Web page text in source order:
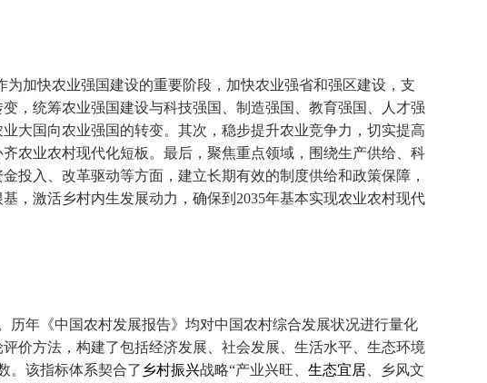
加快农业强国建设的重要阶段，加快农业强省和强区建设，支
，统筹农业强国建设与科技强国、制造强国、教育强国、人才强
大国向农业强国的转变。其次，稳步提升农业竞争力，切实提高
农业农村现代化短板。最后，聚焦重点领域，围绕生产供给、科
投入、改革驱动等方面，建立长期有效的制度供给和政策保障，
，激活乡村内生发展动力，确保到2035年基本实现农业农村现代
历年《中国农村发展报告》均对中国农村综合发展状况进行量化
价方法，构建了包括经济发展、社会发展、生活水平、生态环境
。该指标体系契合了 乡村振兴战略“产业兴旺、 生态宜居 、乡风文